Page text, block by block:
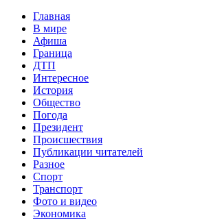
Главная
В мире
Афиша
Граница
ДТП
Интересное
История
Общество
Погода
Президент
Происшествия
Публикации читателей
Разное
Спорт
Транспорт
Фото и видео
Экономика